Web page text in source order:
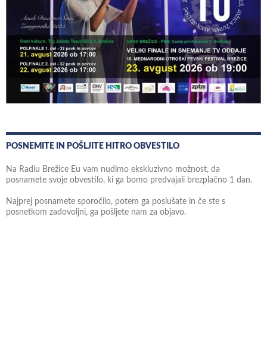
POSNEMITE IN POŠLJITE HITRO OBVESTILO
Na Radiu Brežice Eu vam nudimo ekskluzivno možnost, da
posnamete svoje obvestilo, ki ga bomo predvajali brezplačno 1 dan.
Najprej posnamete sporočilo, potem ga poslušate in če ste s
posnetkom zadovoljni, ga pošljete nam za objavo.